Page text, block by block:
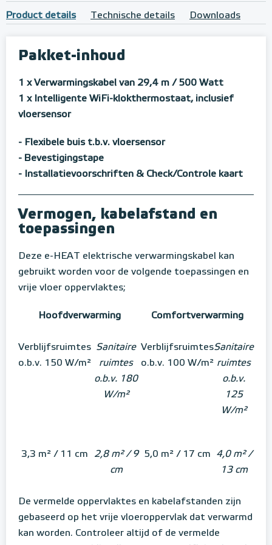
Product details Technische details Downloads
Pakket-inhoud
1 x Verwarmingskabel van 29,4 m / 500 Watt
1 x Intelligente WiFi-klokthermostaat, inclusief
vloersensor
- Flexibele buis t.b.v. vloersensor
- Bevestigingstape
- Installatievoorschriften & Check/Controle kaart
Vermogen, kabelafstand en
toepassingen
Deze e-HEAT elektrische verwarmingskabel kan
gebruikt worden voor de volgende toepassingen en
vrije vloer oppervlaktes;
Hoofdverwarming Comfortverwarming
Verblijfsruimtes
o.b.v. 150 W/m²
Sanitaire
ruimtes
o.b.v. 180
W/m²
Verblijfsruimtes
o.b.v. 100 W/m²
Sanitaire
ruimtes
o.b.v.
125
W/m²
3,3 m² / 11 cm
2,8 m² / 9
cm
5,0 m² / 17 cm
4,0 m² /
13 cm
De vermelde oppervlaktes en kabelafstanden zijn
gebaseerd op het vrije vloeroppervlak dat verwarmd
kan worden. Controleer altijd of de vermelde